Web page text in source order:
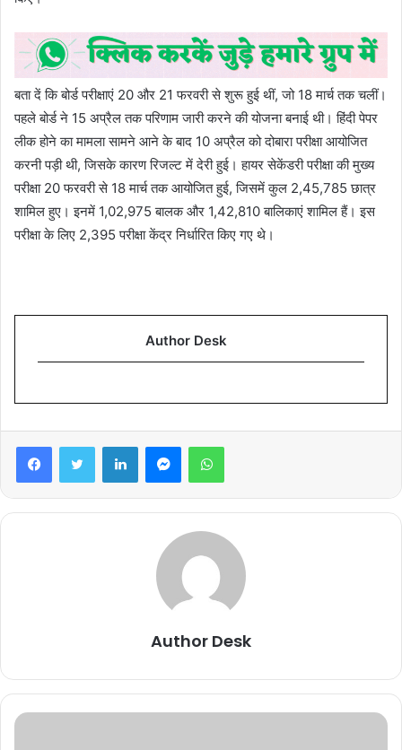
बता दें कि बोर्ड परीक्षाएं 20 और 21 फरवरी से शुरू हुई थीं, जो 18 मार्च तक चलीं।
पहले बोर्ड ने 15 अप्रैल तक परिणाम जारी करने की योजना बनाई थी। हिंदी पेपर
लीक होने का मामला सामने आने के बाद 10 अप्रैल को दोबारा परीक्षा आयोजित
करनी पड़ी थी, जिसके कारण रिजल्ट में देरी हुई। हायर सेकेंडरी परीक्षा की मुख्य
परीक्षा 20 फरवरी से 18 मार्च तक आयोजित हुई, जिसमें कुल 2,45,785 छात्र
शामिल हुए। इनमें 1,02,975 बालक और 1,42,810 बालिकाएं शामिल हैं। इस
परीक्षा के लिए 2,395 परीक्षा केंद्र निर्धारित किए गए थे।
Author Desk
Author Desk